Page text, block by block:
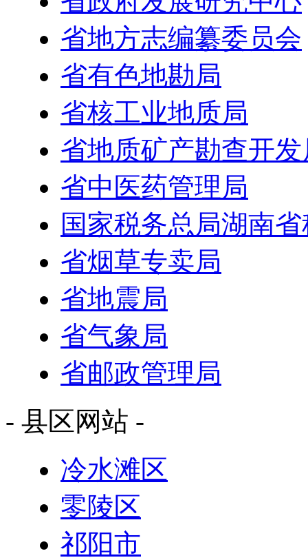
省地方志编纂委员会
省有色地勘局
省核工业地质局
省地质矿产勘查开发
省中医药管理局
国家税务总局湖南
省烟草专卖局
省地震局
省气象局
省邮政管理局
- 县区网站 -
冷水滩区
零陵区
祁阳市